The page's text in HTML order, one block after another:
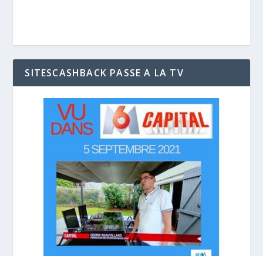
SITESCASHBACK PASSE A LA TV